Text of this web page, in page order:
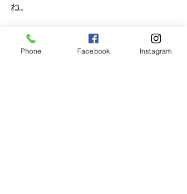
ね。
Phone Facebook Instagram